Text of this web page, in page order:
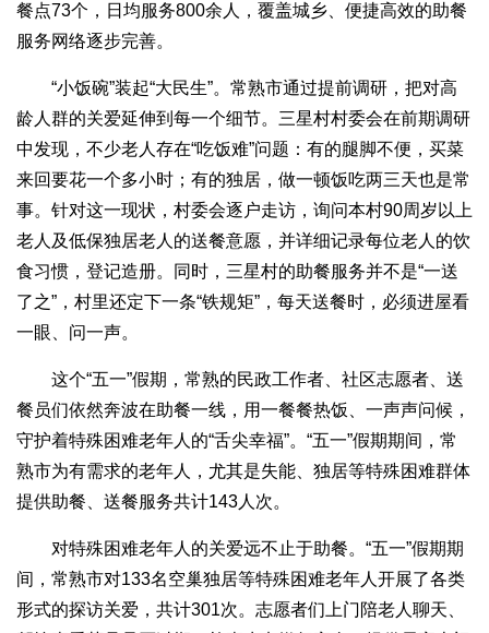
餐点73个，日均服务800余人，覆盖城乡、便捷高效的助餐
服务网络逐步完善。
“小饭碗”装起“大民生”。常熟市通过提前调研，把对高
龄人群的关爱延伸到每一个细节。三星村村委会在前期调研
中发现，不少老人存在“吃饭难”问题：有的腿脚不便，买菜
来回要花一个多小时；有的独居，做一顿饭吃两三天也是常
事。针对这一现状，村委会逐户走访，询问本村90周岁以上
老人及低保独居老人的送餐意愿，并详细记录每位老人的饮
食习惯，登记造册。同时，三星村的助餐服务并不是“一送
了之”，村里还定下一条“铁规矩”，每天送餐时，必须进屋看
一眼、问一声。
这个“五一”假期，常熟的民政工作者、社区志愿者、送
餐员们依然奔波在助餐一线，用一餐餐热饭、一声声问候，
守护着特殊困难老年人的“舌尖幸福”。“五一”假期期间，常
熟市为有需求的老年人，尤其是失能、独居等特殊困难群体
提供助餐、送餐服务共计143人次。
对特殊困难老年人的关爱远不止于助餐。“五一”假期期
间，常熟市对133名空巢独居等特殊困难老年人开展了各类
形式的探访关爱，共计301次。志愿者们上门陪老人聊天、